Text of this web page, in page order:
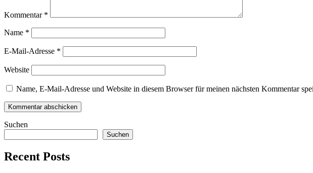
Kommentar *
Name *
E-Mail-Adresse *
Website
Name, E-Mail-Adresse und Website in diesem Browser für meinen nächsten Kommentar
Suchen
Suchen
Recent Posts